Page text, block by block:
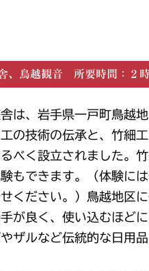
、鳥越観音 所要時間：２
は、岩手県一戸町鳥越
の技術の伝承と、竹細
べく設立されました。
もできます。（体験に
ください。）鳥越地区に
が良く、使い込むほど
ザルなど伝統的な日用